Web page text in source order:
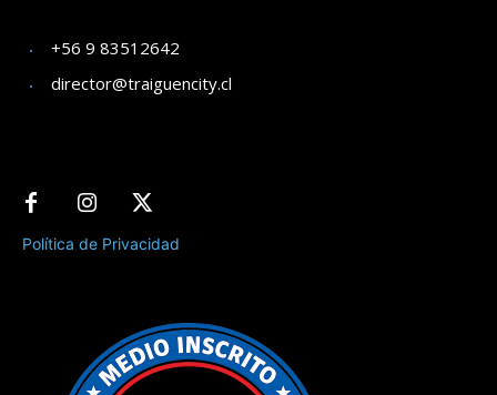
+56 9 83512642
director@traiguencity.cl
Política de Privacidad